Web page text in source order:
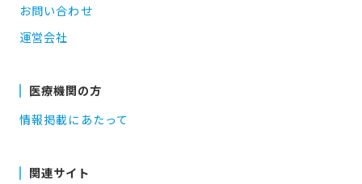
お問い合わせ
運営会社
医療機関の方
情報掲載にあたって
関連サイト